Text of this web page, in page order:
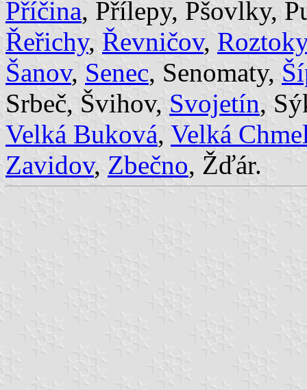
Příčina, Přílepy, Pšovlky,
Řeřichy, Řevničov,
Šanov, Senec, Senomaty,
Srbeč, Švihov, Svojetín,
Velká Buková, Velká
Zavidov, Zbečno, Žďár.